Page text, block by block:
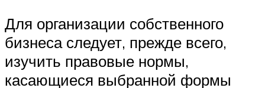
Для организации собственного
бизнеса следует, прежде всего,
изучить правовые нормы,
касающиеся выбранной формы